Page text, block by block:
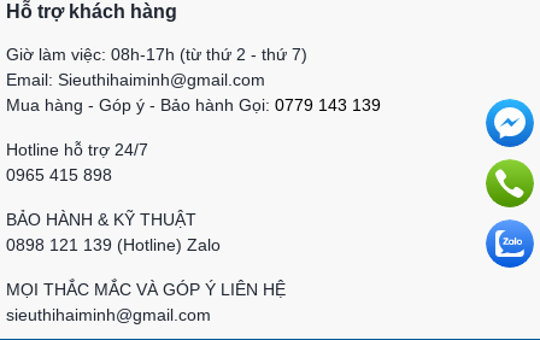
Hỗ trợ khách hàng
Giờ làm việc: 08h-17h (từ thứ 2 - thứ 7)
Email: Sieuthihaiminh@gmail.com
Mua hàng - Góp ý - Bảo hành Gọi: 0779 143 139
Hotline hỗ trợ 24/7
0965 415 898
BẢO HÀNH & KỸ THUẬT
0898 121 139 (Hotline) Zalo
MỌI THẮC MẮC VÀ GÓP Ý LIÊN HỆ
sieuthihaiminh@gmail.com